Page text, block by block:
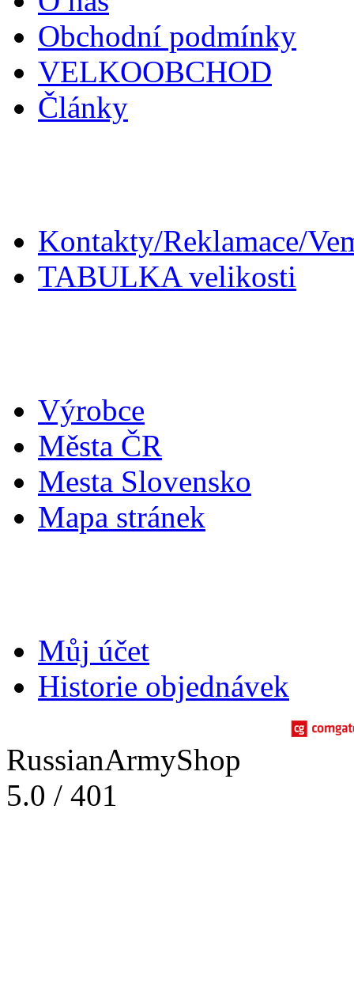
Obchodní podmínky
VELKOOBCHOD
Články
Kontakty/Reklamace/
TABULKA velikosti
Výrobce
Města ČR
Mesta Slovensko
Mapa stránek
Můj účet
Historie objednávek
RussianArmyShop
5.0 / 401